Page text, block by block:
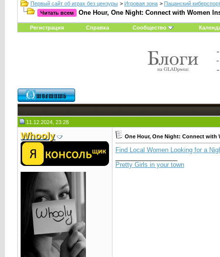
Первый сайт об играх без цензуры > Игровая зона > Пацанский
Читать всем
One Hour, One Night: Connect with Women
Регистрация Справка Сообщество
11.12.2024, 23:28
Whooly One Hour, One Night: Connect with
Find Local Women Looking for a
Pretty Girls in your town